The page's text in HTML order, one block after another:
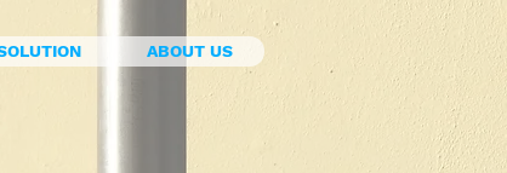
ABOUT US